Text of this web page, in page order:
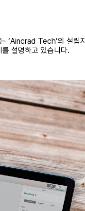
‘Aincrad Tech’의 설립
설명하고 있습니다.